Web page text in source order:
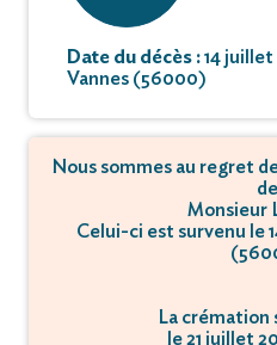
Date du décès :14 juillet
Vannes (56000)
Nous sommes au regret
de
Monsieur
Celui-ci est survenu le
La crémation
le 21 juillet